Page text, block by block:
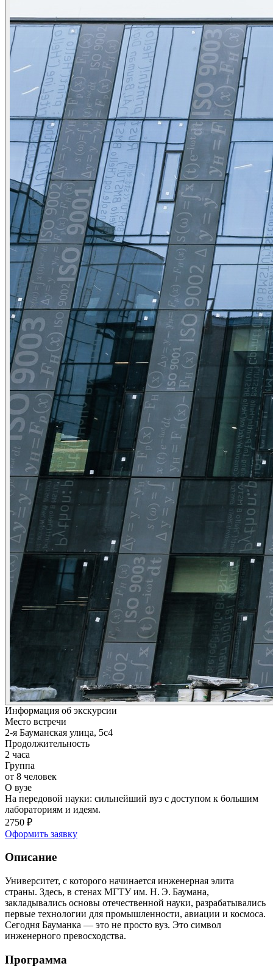
Информация об экскурсии
Место встречи
2-я Бауманская улица, 5с4
Продолжительность
2 часа
Группа
от 8 человек
О вузе
На передовой науки: сильнейший вуз с доступом к большим
лабораториям и идеям.
2750 ₽
Оформить заявку
Описание
Университет, с которого начинается инженерная элита
страны. Здесь, в стенах МГТУ им. Н. Э. Баумана,
закладывались основы отечественной науки, разрабатывались
первые технологии для промышленности, авиации и космоса.
Сегодня Бауманка — это не просто вуз. Это символ
инженерного превосходства.
Программа